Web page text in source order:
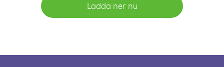
Ladda ner nu